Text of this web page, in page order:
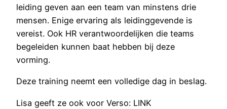
leiding geven aan een team van minstens drie
mensen. Enige ervaring als leidinggevende is
vereist. Ook HR verantwoordelijken die teams
begeleiden kunnen baat hebben bij deze
vorming.
Deze training neemt een volledige dag in beslag.
Lisa geeft ze ook voor Verso: LINK